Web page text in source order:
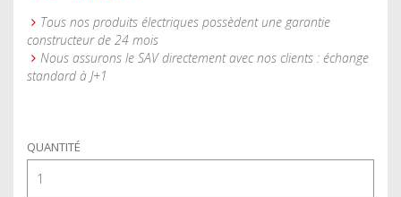
Tous nos produits électriques possèdent une garantie
constructeur de 24 mois
Nous assurons le SAV directement avec nos clients : échange
standard à J+1
QUANTITÉ